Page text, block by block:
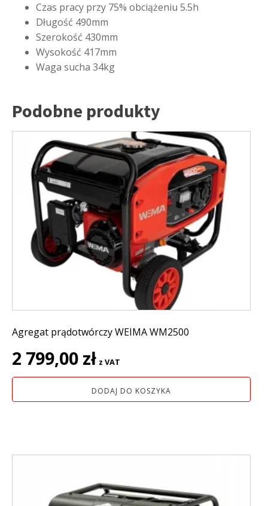
Czas pracy przy 75% obciążeniu 5.5h
Długość 490mm
Szerokość 430mm
Wysokość 417mm
Waga sucha 34kg
Podobne produkty
Agregat prądotwórczy WEIMA WM2500
2 799,00 zł z VAT
DODAJ DO KOSZYKA